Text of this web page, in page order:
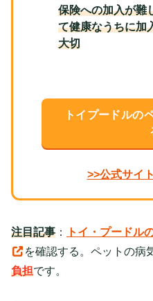
保険への加入が難
て健康なうちに加
大切
トイプードルの
>>公式サイ
注目記事 ：
トイ・プードル
を確認する。ペットの病
負担です。